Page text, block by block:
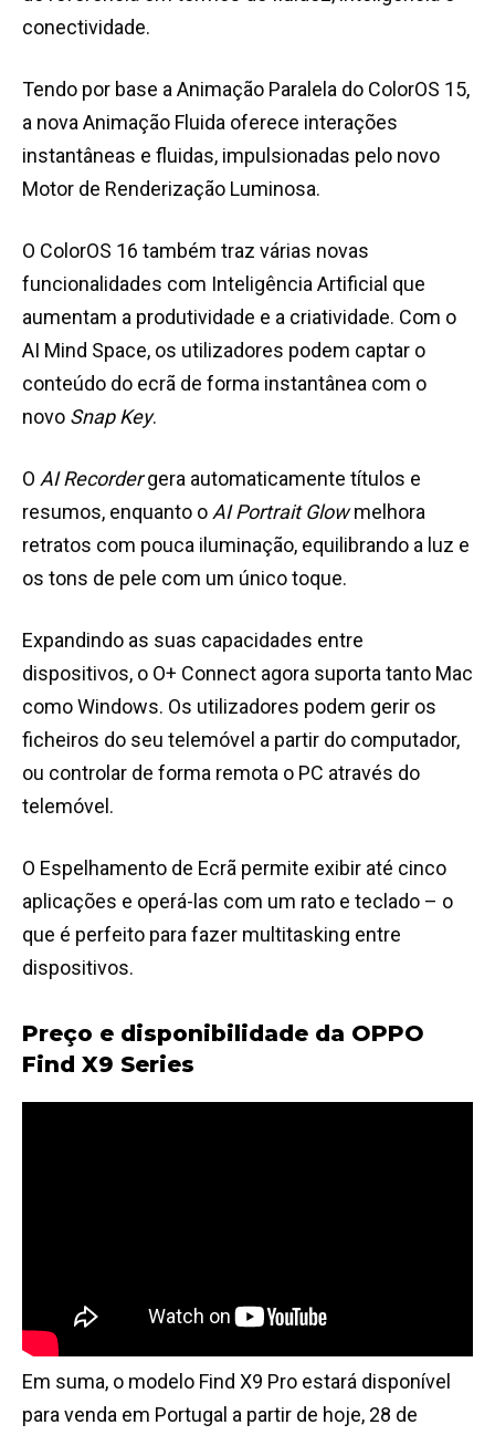
conectividade.
Tendo por base a Animação Paralela do ColorOS 15,
a nova Animação Fluida oferece interações
instantâneas e fluidas, impulsionadas pelo novo
Motor de Renderização Luminosa.
O ColorOS 16 também traz várias novas
funcionalidades com Inteligência Artificial que
aumentam a produtividade e a criatividade. Com o
AI Mind Space, os utilizadores podem captar o
conteúdo do ecrã de forma instantânea com o
novo Snap Key.
O AI Recordergera automaticamente títulos e
resumos, enquanto o AI Portrait Glowmelhora
retratos com pouca iluminação, equilibrando a luz e
os tons de pele com um único toque.
Expandindo as suas capacidades entre
dispositivos, o O+ Connect agora suporta tanto Mac
como Windows. Os utilizadores podem gerir os
ficheiros do seu telemóvel a partir do computador,
ou controlar de forma remota o PC através do
telemóvel.
O Espelhamento de Ecrã permite exibir até cinco
aplicações e operá-las com um rato e teclado – o
que é perfeito para fazer multitasking entre
dispositivos.
Preço e disponibilidade da OPPO
Find X9 Series
Em suma, o modelo Find X9 Pro estará disponível
para venda em Portugal a partir de hoje, 28 de